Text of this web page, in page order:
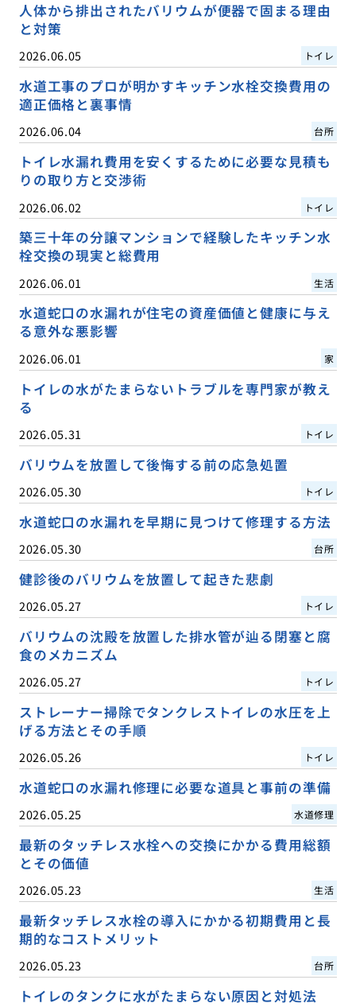
人体から排出されたバリウムが便器で固まる理由
と対策
2026.06.05 トイレ
水道工事のプロが明かすキッチン水栓交換費用の
適正価格と裏事情
2026.06.04 台所
トイレ水漏れ費用を安くするために必要な見積も
りの取り方と交渉術
2026.06.02 トイレ
築三十年の分譲マンションで経験したキッチン水
栓交換の現実と総費用
2026.06.01 生活
水道蛇口の水漏れが住宅の資産価値と健康に与え
る意外な悪影響
2026.06.01 家
トイレの水がたまらないトラブルを専門家が教え
る
2026.05.31 トイレ
バリウムを放置して後悔する前の応急処置
2026.05.30 トイレ
水道蛇口の水漏れを早期に見つけて修理する方法
2026.05.30 台所
健診後のバリウムを放置して起きた悲劇
2026.05.27 トイレ
バリウムの沈殿を放置した排水管が辿る閉塞と腐
食のメカニズム
2026.05.27 トイレ
ストレーナー掃除でタンクレストイレの水圧を上
げる方法とその手順
2026.05.26 トイレ
水道蛇口の水漏れ修理に必要な道具と事前の準備
2026.05.25 水道修理
最新のタッチレス水栓への交換にかかる費用総額
とその価値
2026.05.23 生活
最新タッチレス水栓の導入にかかる初期費用と長
期的なコストメリット
2026.05.23 台所
トイレのタンクに水がたまらない原因と対処法